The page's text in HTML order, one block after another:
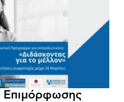
Επιμόρφωσης